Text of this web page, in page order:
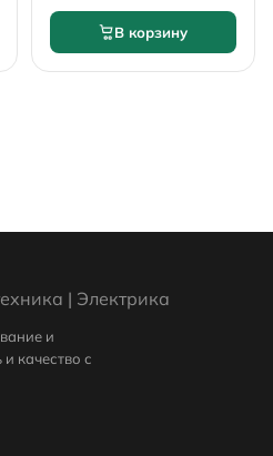
В корзину
| Электрика
и
качество с